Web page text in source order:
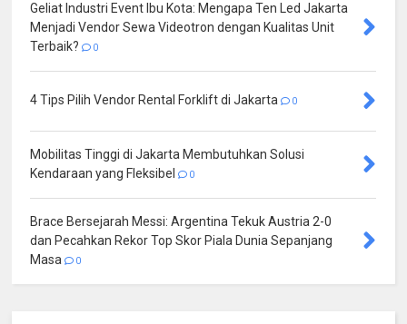
Geliat Industri Event Ibu Kota: Mengapa Ten Led Jakarta
Menjadi Vendor Sewa Videotron dengan Kualitas Unit
Terbaik?
0
4 Tips Pilih Vendor Rental Forklift di Jakarta 0
Mobilitas Tinggi di Jakarta Membutuhkan Solusi
Kendaraan yang Fleksibel
0
Brace Bersejarah Messi: Argentina Tekuk Austria 2-0
dan Pecahkan Rekor Top Skor Piala Dunia Sepanjang
Masa
0